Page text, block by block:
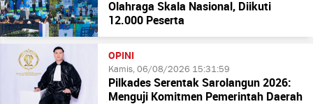
Olahraga Skala Nasional, Diikuti
12.000 Peserta
OPINI
Kamis, 06/08/2026 15:31:59
Pilkades Serentak Sarolangun 2026:
Menguji Komitmen Pemerintah Daerah